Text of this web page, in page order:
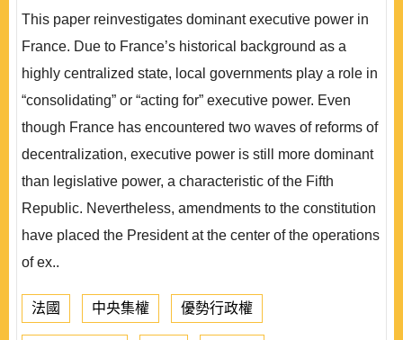
This paper reinvestigates dominant executive power in
France. Due to France’s historical background as a
highly centralized state, local governments play a role in
“consolidating” or “acting for” executive power. Even
though France has encountered two waves of reforms of
decentralization, executive power is still more dominant
than legislative power, a characteristic of the Fifth
Republic. Nevertheless, amendments to the constitution
have placed the President at the center of the operations
of ex..
法國 中央集權 優勢行政權